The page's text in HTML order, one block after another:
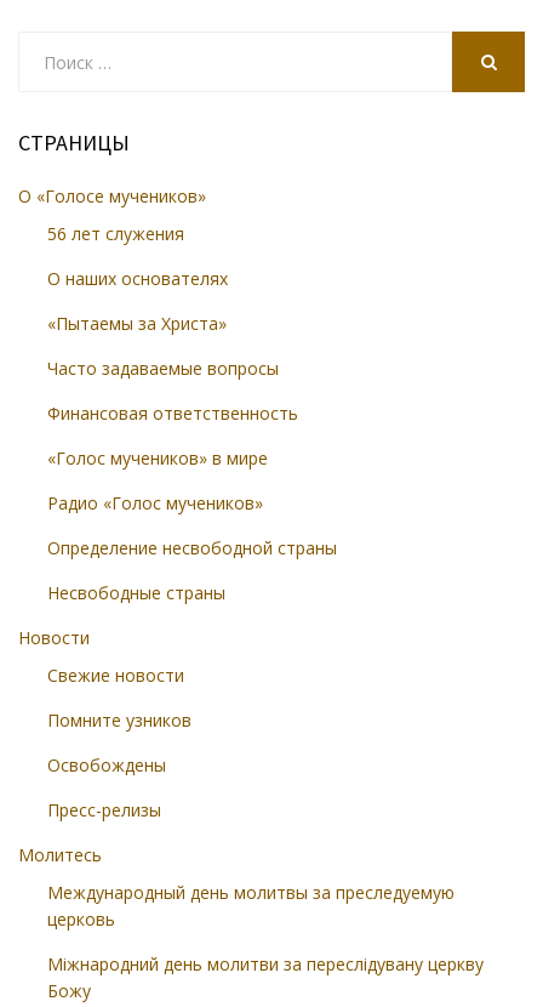
СТРАНИЦЫ
О «Голосе мучеников»
56 лет служения
О наших основателях
«Пытаемы за Христа»
Часто задаваемые вопросы
Финансовая ответственность
«Голос мучеников» в мире
Радио «Голос мучеников»
Определение несвободной страны
Несвободные страны
Новости
Свежие новости
Помните узников
Освобождены
Пресс-релизы
Молитесь
Международный день молитвы за преследуемую
церковь
Міжнародний день молитви за переслідувану церкву
Божу